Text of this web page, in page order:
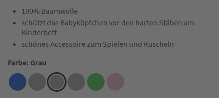
100% Baumwolle
schützt das Babyköpfchen vor den harten Stäben am
Kinderbett
schönes Accessoire zum Spielen und Kuscheln
Farbe: Grau